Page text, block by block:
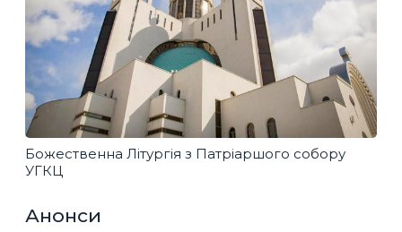
Божественна Літургія з Патріаршого собору
УГКЦ
Анонси